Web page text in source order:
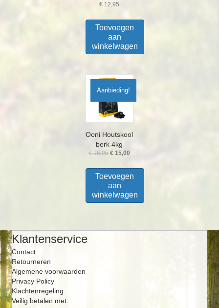
€ 12,95
Toevoegen
aan
winkelwagen
Aanbieding!
Ooni Houtskool
berk 4kg
€16,95Oorspronkelijke
was:
€ 16,95.
€ 15,00
is:
€ 15,00.
Toevoegen
aan
winkelwagen
Klantenservice
Contact
Retourneren
Algemene voorwaarden
Privacy Policy
Klachtenregeling
Veilig betalen met: